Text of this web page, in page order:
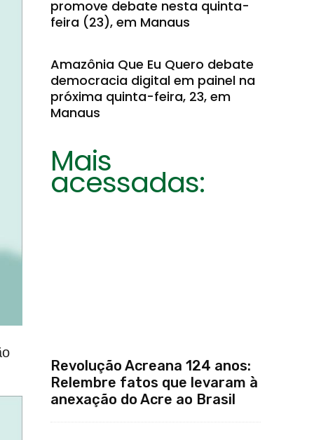
promove debate nesta quinta-
feira (23), em Manaus
Amazônia Que Eu Quero debate
democracia digital em painel na
próxima quinta-feira, 23, em
Manaus
Mais
acessadas:
Revolução Acreana 124 anos:
Relembre fatos que levaram à
anexação do Acre ao Brasil